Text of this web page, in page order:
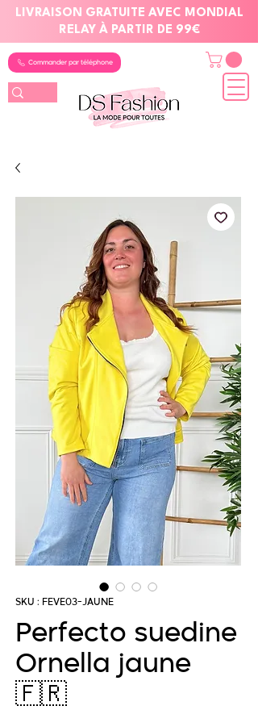
LIVRAISON GRATUITE AVEC MONDIAL
RELAY À PARTIR DE 99€
Commander par téléphone
SKU : FEVE03-JAUNE
Perfecto suedine
Ornella jaune
🇫🇷